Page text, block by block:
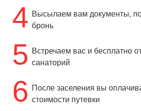
4 Высылаем вам документы,
бронь
5
Встречаем вас и бесплатно
санаторий
6
После заселения вы
стоимости путевки